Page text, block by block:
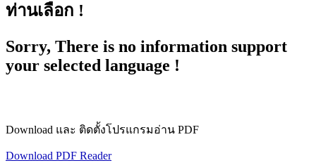
ท่านเลือก !
Sorry, There is no information support
your selected language !
Download และ ติดตั้งโปรแกรมอ่าน PDF
Download PDF Reader